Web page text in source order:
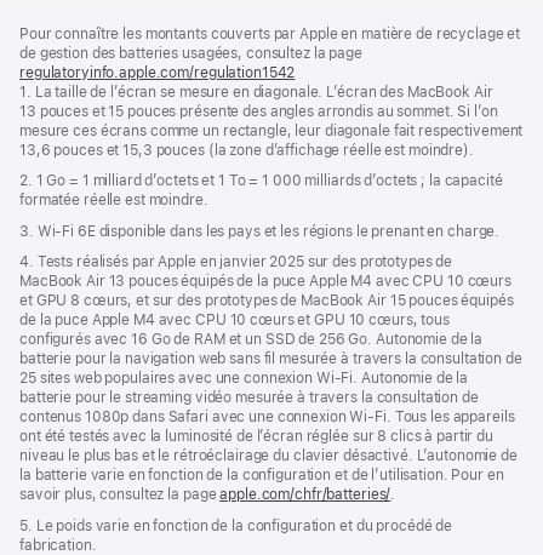
de
page
de
bas
de
page
Pour connaître les montants couverts par Apple en matière de recyclage et
de gestion des batteries usagées, consultez la page
regulatoryinfo.apple.com/regulation1542
dans
une
nouvelle
fenêtre)
1. La taille de l’écran se mesure en diagonale. L’écran des MacBook Air
13 pouces et 15 pouces présente des angles arrondis au sommet. Si l’on
mesure ces écrans comme un rectangle, leur diagonale fait respectivement
13,6 pouces et 15,3 pouces (la zone d’affichage réelle est moindre).
2. 1 Go = 1 milliard d’octets et 1 To = 1 000 milliards d’octets ; la capacité
formatée réelle est moindre.
3. Wi-Fi 6E disponible dans les pays et les régions le prenant en charge.
4. Tests réalisés par Apple en janvier 2025 sur des prototypes de
MacBook Air 13 pouces équipés de la puce Apple M4 avec CPU 10 cœurs
et GPU 8 cœurs, et sur des prototypes de MacBook Air 15 pouces équipés
de la puce Apple M4 avec CPU 10 cœurs et GPU 10 cœurs, tous
configurés avec 16 Go de RAM et un SSD de 256 Go. Autonomie de la
batterie pour la navigation web sans fil mesurée à travers la consultation de
25 sites web populaires avec une connexion Wi-Fi. Autonomie de la
batterie pour le streaming vidéo mesurée à travers la consultation de
contenus 1080p dans Safari avec une connexion Wi-Fi. Tous les appareils
ont été testés avec la luminosité de l’écran réglée sur 8 clics à partir du
niveau le plus bas et le rétroéclairage du clavier désactivé. L’autonomie de
la batterie varie en fonction de la configuration et de l’utilisation. Pour en
savoir plus, consultez la pageapple.com/chfr/batteries/.
5. Le poids varie en fonction de la configuration et du procédé de
fabrication.